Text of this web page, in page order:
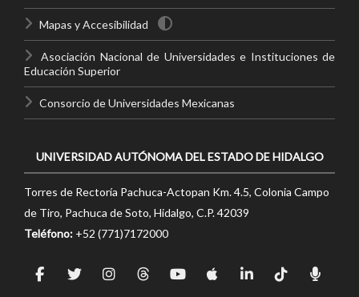
Mapas y Accesibilidad
Asociación Nacional de Universidades e Instituciones de
Educación Superior
Consorcio de Universidades Mexicanas
UNIVERSIDAD AUTÓNOMA DEL ESTADO DE HIDALGO
Torres de Rectoría Pachuca-Actopan Km. 4.5, Colonia Campo
de Tiro, Pachuca de Soto, Hidalgo, C.P. 42039
Teléfono: +52 (771)7172000